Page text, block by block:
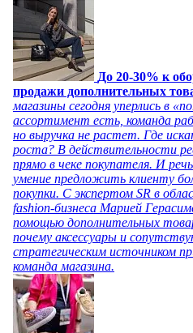
До 20-30% к
продажи дополнительных
магазины сегодня уперлись в
ассортимент есть, команда
но выручка не растет. Где
роста? В действительности
прямо в чеке покупателя. И
умение предложить клиенту
покупки. С экспертом SR в
fashion-бизнеса Марией
помощью дополнительных
почему аксессуары и
стратегическим источником
команда магазина.